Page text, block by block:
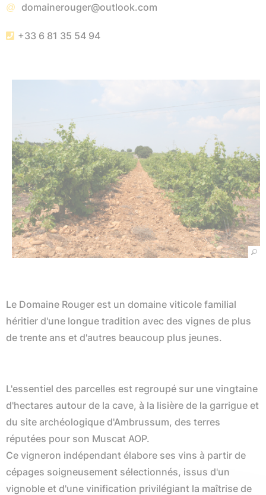
domainerouger@outlook.com
+33 6 81 35 54 94
Le Domaine Rouger est un domaine viticole familial
héritier d'une longue tradition avec des vignes de plus
de trente ans et d'autres beaucoup plus jeunes.
L'essentiel des parcelles est regroupé sur une vingtaine
d'hectares autour de la cave, à la lisière de la garrigue et
du site archéologique d'Ambrussum, des terres
réputées pour son Muscat AOP.
Ce vigneron indépendant élabore ses vins à partir de
cépages soigneusement sélectionnés, issus d'un
vignoble et d'une vinification privilégiant la maîtrise de